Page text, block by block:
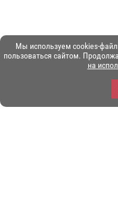
Мы используем cookies-
пользоваться сайтом.
на